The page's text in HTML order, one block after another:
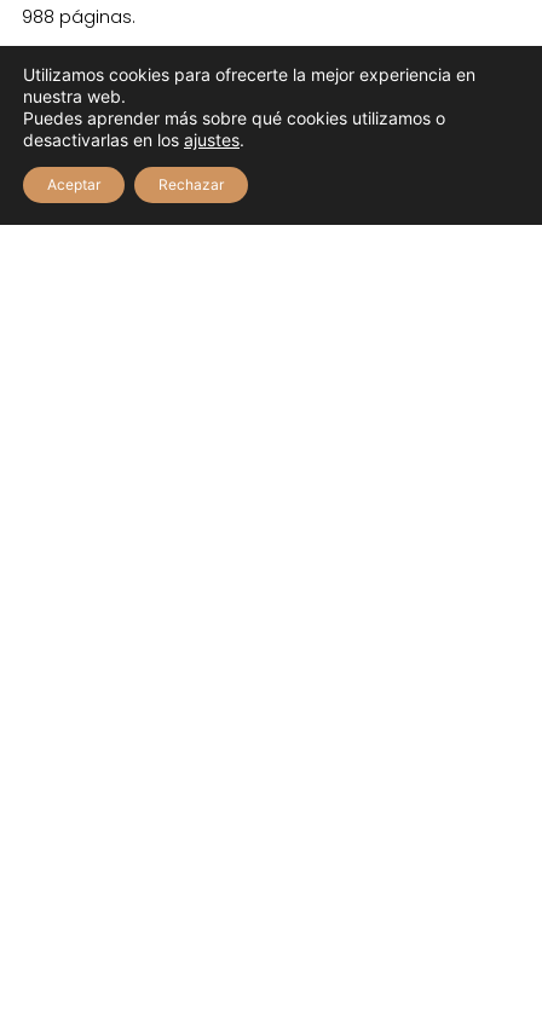
988 páginas.
ILUMINACIÓN:
Ilustraciones pertenecientes al Tratado Apocalíptico de
1594.
ENCUADERNACIÓN:
Piel estampada en seco, lomo nervado.
Utilizamos cookies para ofrecerte la mejor experiencia en
nuestra web.
Puedes aprender más sobre qué cookies utilizamos o
desactivarlas en los ajustes.
Aceptar Rechazar